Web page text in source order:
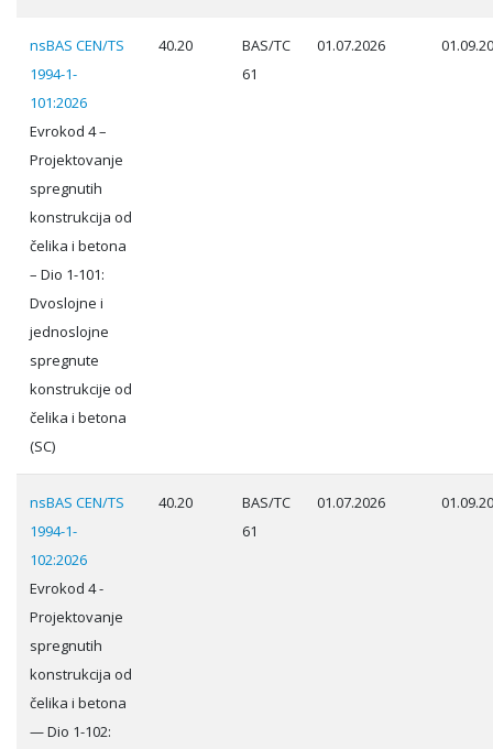
nsBAS CEN/TS
1994-1-
101:2026
Evrokod 4 –
Projektovanje
spregnutih
konstrukcija od
čelika i betona
– Dio 1-101:
Dvoslojne i
jednoslojne
spregnute
konstrukcije od
čelika i betona
(SC)
40.20
BAS/TC
61
01.07.2026
nsBAS CEN/TS
1994-1-
102:2026
Evrokod 4 -
Projektovanje
spregnutih
konstrukcija od
čelika i betona
— Dio 1-102:
40.20
BAS/TC
61
01.07.2026